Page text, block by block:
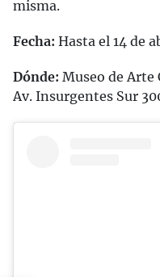
misma.
Fecha: Hasta el 14 de
Dónde: Museo de
Av. Insurgentes Sur